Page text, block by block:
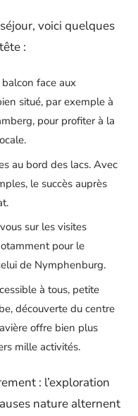
voici quelques
:
face aux
situé, par exemple à
pour profiter à la
au bord des lacs. Avec
le succès auprès
sur les visites
pour le
de Nymphenburg.
à tous, petite
découverte du centre
offre bien plus
mille activités.
: l’exploration
nature alternent